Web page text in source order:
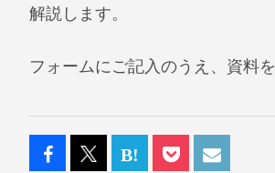
解説します。
フォームにご記入のうえ、資料